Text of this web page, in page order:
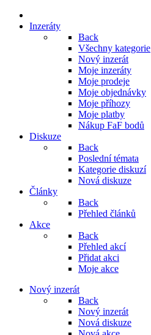
Inzeráty
Back
Všechny kategorie
Nový inzerát
Moje inzeráty
Moje prodeje
Moje objednávky
Moje příhozy
Moje platby
Nákup FaF bodů
Diskuze
Back
Poslední témata
Kategorie diskuzí
Nová diskuze
Články
Back
Přehled článků
Akce
Back
Přehled akcí
Přidat akci
Moje akce
Nový inzerát
Back
Nový inzerát
Nová diskuze